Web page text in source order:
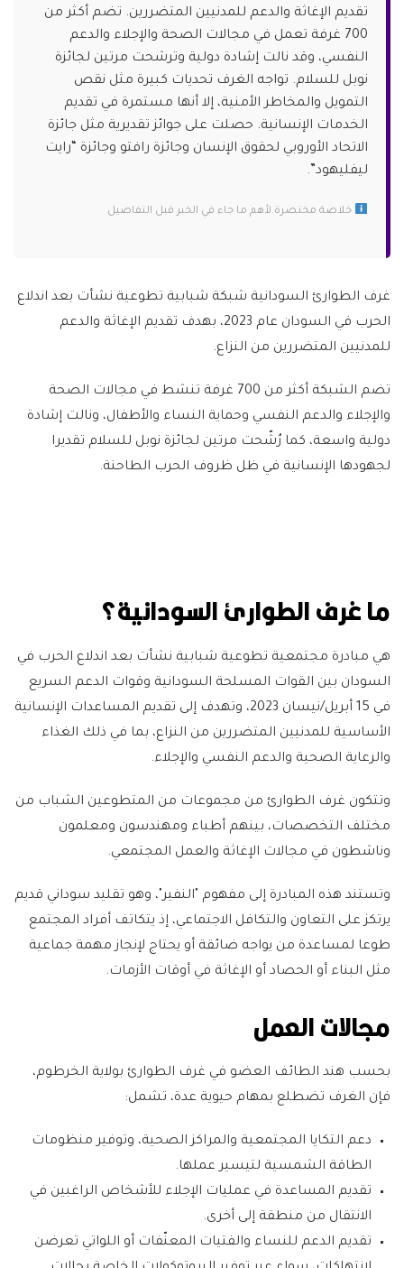
تقديم الإغاثة والدعم للمدنيين المتضررين. تضم أكثر من
700 غرفة تعمل في مجالات الصحة والإجلاء والدعم
النفسي، وقد نالت إشادة دولية وترشحت مرتين لجائزة
نوبل للسلام. تواجه الغرف تحديات كبيرة مثل نقص
التمويل والمخاطر الأمنية، إلا أنها مستمرة في تقديم
الخدمات الإنسانية. حصلت على جوائز تقديرية مثل جائزة
الاتحاد الأوروبي لحقوق الإنسان وجائزة رافتو وجائزة “رايت
ليفليهود”.
خلاصة مختصرة لأهم ما جاء في الخبر قبل التفاصيل
غرف الطوارئ السودانية شبكة شبابية تطوعية نشأت بعد اندلاع
الحرب في السودان عام 2023، بهدف تقديم الإغاثة والدعم
للمدنيين المتضررين من النزاع.
تضم الشبكة أكثر من 700 غرفة تنشط في مجالات الصحة
والإجلاء والدعم النفسي وحماية النساء والأطفال، ونالت إشادة
دولية واسعة، كما رُشّحت مرتين لجائزة نوبل للسلام تقديرا
لجهودها الإنسانية في ظل ظروف الحرب الطاحنة.
ما غرف الطوارئ السودانية؟
هي مبادرة مجتمعية تطوعية شبابية نشأت بعد اندلاع الحرب في
السودان بين القوات المسلحة السودانية وقوات الدعم السريع
في 15 أبريل/نيسان 2023، وتهدف إلى تقديم المساعدات الإنسانية
الأساسية للمدنيين المتضررين من النزاع، بما في ذلك الغذاء
والرعاية الصحية والدعم النفسي والإجلاء.
وتتكون غرف الطوارئ من مجموعات من المتطوعين الشباب من
مختلف التخصصات، بينهم أطباء ومهندسون ومعلمون
وناشطون في مجالات الإغاثة والعمل المجتمعي.
وتستند هذه المبادرة إلى مفهوم "النفير"، وهو تقليد سوداني قديم
يرتكز على التعاون والتكافل الاجتماعي، إذ يتكاتف أفراد المجتمع
طوعا لمساعدة من يواجه ضائقة أو يحتاج لإنجاز مهمة جماعية
مثل البناء أو الحصاد أو الإغاثة في أوقات الأزمات.
مجالات العمل
بحسب هند الطائف العضو في غرف الطوارئ بولاية الخرطوم،
فإن الغرف تضطلع بمهام حيوية عدة، تشمل:
دعم التكايا المجتمعية والمراكز الصحية، وتوفير منظومات
الطاقة الشمسية لتيسير عملها.
تقديم المساعدة في عمليات الإجلاء للأشخاص الراغبين في
الانتقال من منطقة إلى أخرى.
تقديم الدعم للنساء والفتيات المعنّفات أو اللواتي تعرضن